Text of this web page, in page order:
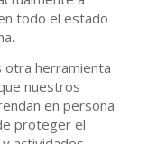
todo el estado
otra herramienta
nuestros
en persona
proteger el